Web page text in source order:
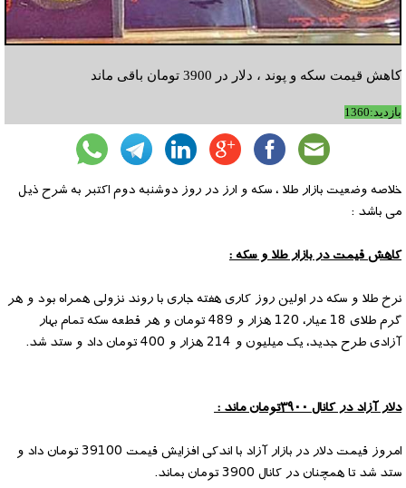
کاهش قیمت سکه و پوند ، دلار در 3900 تومان باقی ماند
بازدید:1360
خلاصه وضعیت بازار طلا ، سکه و ارز در روز دوشنبه دوم اکتبر به شرح ذیل
می باشد :
کاهش قیمت در بازار طلا و سکه :
نرخ طلا و سکه در اولین روز کاری هفته جاری با روند نزولی همراه بود و هر
گرم طلای 18 عیار، 120 هزار و 489 تومان و هر قطعه سکه تمام بهار
آزادی طرح جدید، یک میلیون و 214 هزار و 400 تومان داد و ستد شد.
دلار آزاد در کانال ۳۹۰۰تومان ماند :
امروز قیمت دلار در بازار آزاد با اندکی افزایش قیمت 39100 تومان داد و
ستد شد تا همچنان در کانال 3900 تومان بماند.